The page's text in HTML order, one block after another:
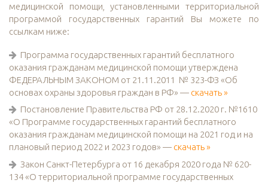
медицинской помощи, установленными территориальной
программой государственных гарантий Вы можете по
ссылкам ниже:
Программа государственных гарантий бесплатного
оказания гражданам медицинской помощи утверждена
ФЕДЕРАЛЬНЫМ ЗАКОНОМ от 21.11.2011 № 323-ФЗ «Об
основах охраны здоровья граждан в РФ» — скачать »
Постановление Правительства РФ от 28.12.2020 г. №1610
«О Программе государственных гарантий бесплатного
оказания гражданам медицинской помощи на 2021 год и на
плановый период 2022 и 2023 годов» — скачать »
Закон Санкт-Петербурга от 16 декабря 2020 года № 620-
134 «О территориальной программе государственных